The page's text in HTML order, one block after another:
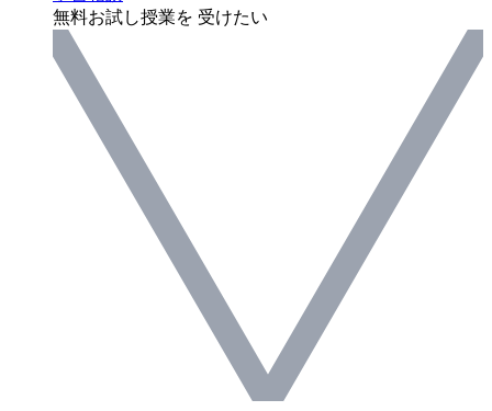
無料お試し授業を 受けたい